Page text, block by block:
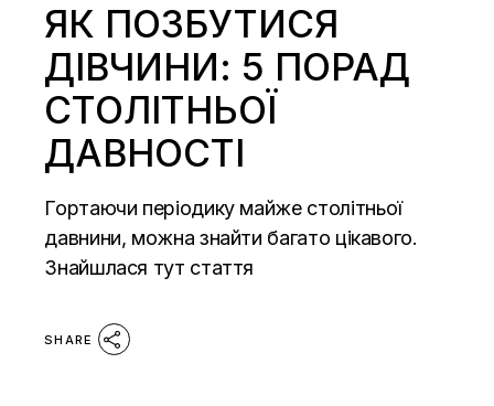
ЯК ПОЗБУТИСЯ
ДІВЧИНИ: 5 ПОРАД
СТОЛІТНЬОЇ
ДАВНОСТІ
Гортаючи періодику майже столітньої
давнини, можна знайти багато цікавого.
Знайшлася тут стаття
SHARE